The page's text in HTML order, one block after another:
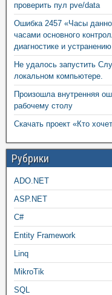
проверить пул pve/data
Ошибка 2457 «Часы
часами основного
диагностике и устранению
Не удалось запустить
локальном компьютере.
Произошла внутренняя
рабочему столу
Скачать проект «Кто
Рубрики
ADO.NET
ASP.NET
C#
Entity Framework
Linq
MikroTik
SQL